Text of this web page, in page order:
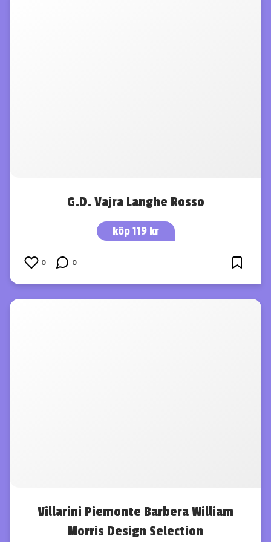
G.D. Vajra Langhe Rosso
köp 119 kr
0 0
Villarini Piemonte Barbera William
Morris Design Selection